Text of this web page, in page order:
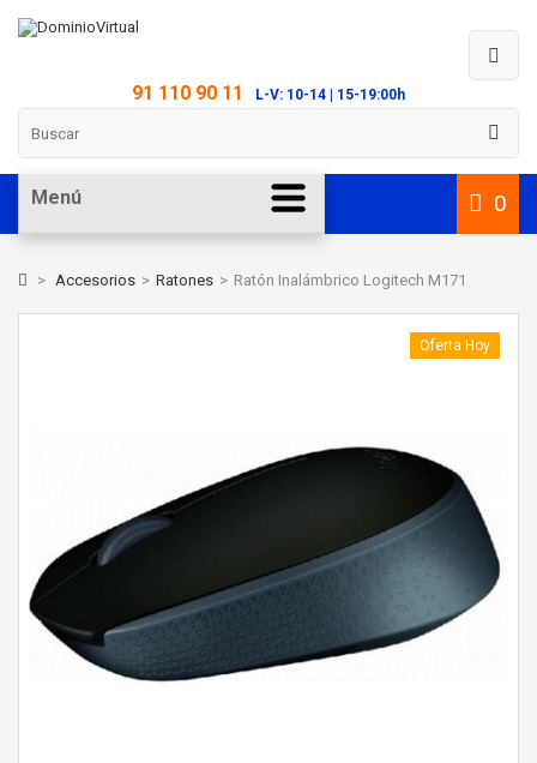
91 110 90 11 L-V: 10-14 | 15-19:00h
0
Menú
> Accesorios > Ratones > Ratón Inalámbrico Logitech M171
Oferta Hoy